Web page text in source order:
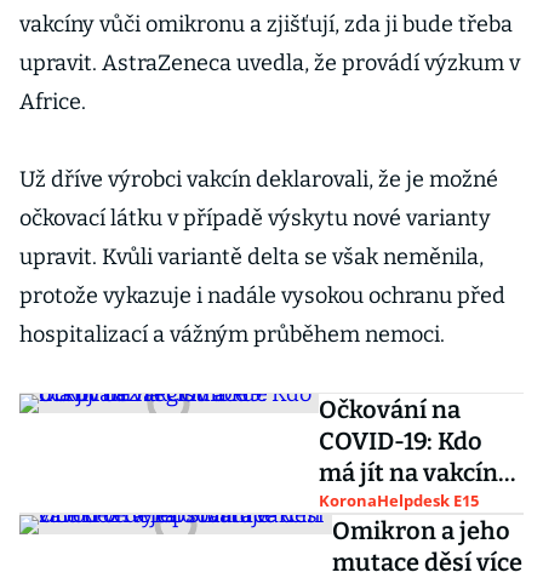
vakcíny vůči omikronu a zjišťují, zda ji bude třeba
upravit. AstraZeneca uvedla, že provádí výzkum v
Africe.
Už dříve výrobci vakcín deklarovali, že je možné
očkovací látku v případě výskytu nové varianty
upravit. Kvůli variantě delta se však neměnila,
protože vykazuje i nadále vysokou ochranu před
hospitalizací a vážným průběhem nemoci.
Očkování na
COVID-19: Kdo
má jít na vakcínu
a kde očkují bez
registrace
KoronaHelpdesk E15
Omikron a jeho
mutace děsí více